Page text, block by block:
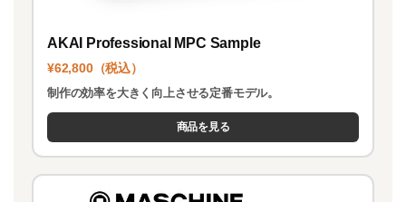
AKAI Professional MPC Sample
¥62,800（税込）
制作の効率を大きく向上させる定番モデル。
商品を見る